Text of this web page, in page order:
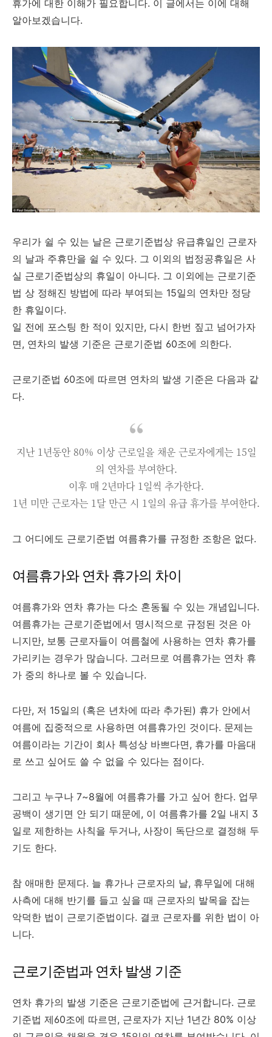
휴가에 대한 이해가 필요합니다. 이 글에서는 이에 대해
알아보겠습니다.
우리가 쉴 수 있는 날은 근로기준법상 유급휴일인 근로자
의 날과 주휴만을 쉴 수 있다. 그 이외의 법정공휴일은 사
실 근로기준법상의 휴일이 아니다. 그 이외에는 근로기준
법 상 정해진 방법에 따라 부여되는 15일의 연차만 정당
한 휴일이다.
일 전에 포스팅 한 적이 있지만, 다시 한번 짚고 넘어가자
면, 연차의 발생 기준은 근로기준법 60조에 의한다.
근로기준법 60조에 따르면 연차의 발생 기준은 다음과 같
다.
지난 1년동안 80% 이상 근로일을 채운 근로자에게는 15일
의 연차를 부여한다.
이후 매 2년마다 1일씩 추가한다.
1년 미만 근로자는 1달 만근 시 1일의 유급 휴가를 부여한다.
그 어디에도 근로기준법 여름휴가를 규정한 조항은 없다.
여름휴가와 연차 휴가의 차이
여름휴가와 연차 휴가는 다소 혼동될 수 있는 개념입니다.
여름휴가는 근로기준법에서 명시적으로 규정된 것은 아
니지만, 보통 근로자들이 여름철에 사용하는 연차 휴가를
가리키는 경우가 많습니다. 그러므로 여름휴가는 연차 휴
가 중의 하나로 볼 수 있습니다.
다만, 저 15일의 (혹은 년차에 따라 추가된) 휴가 안에서
여름에 집중적으로 사용하면 여름휴가인 것이다. 문제는
여름이라는 기간이 회사 특성상 바쁘다면, 휴가를 마음대
로 쓰고 싶어도 쓸 수 없을 수 있다는 점이다.
그리고 누구나 7~8월에 여름휴가를 가고 싶어 한다. 업무
공백이 생기면 안 되기 때문에, 이 여름휴가를 2일 내지 3
일로 제한하는 사칙을 두거나, 사장이 독단으로 결정해 두
기도 한다.
참 애매한 문제다. 늘 휴가나 근로자의 날, 휴무일에 대해
사측에 대해 반기를 들고 싶을 때 근로자의 발목을 잡는
악덕한 법이 근로기준법이다. 결코 근로자를 위한 법이 아
니다.
근로기준법과 연차 발생 기준
연차 휴가의 발생 기준은 근로기준법에 근거합니다. 근로
기준법 제60조에 따르면, 근로자가 지난 1년간 80% 이상